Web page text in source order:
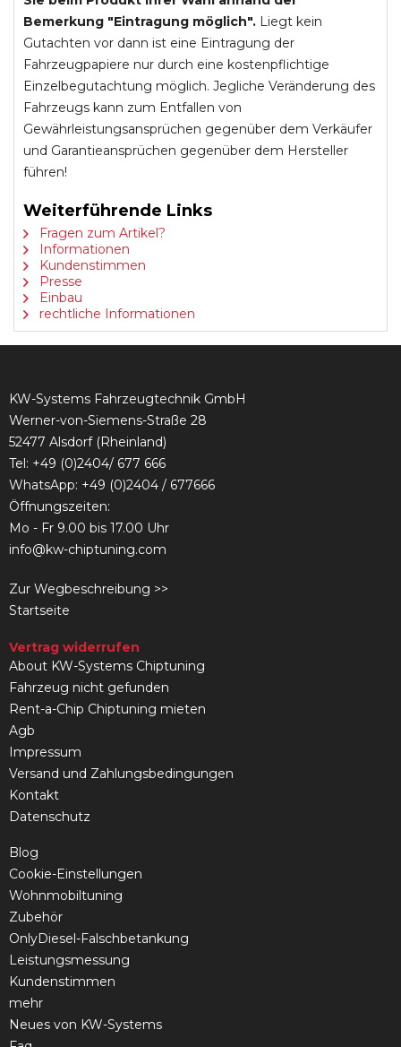
Bemerkung "Eintragung möglich". Liegt kein
Gutachten vor dann ist eine Eintragung der
Fahrzeugpapiere nur durch eine kostenpflichtige
Einzelbegutachtung möglich. Jegliche Veränderung des
Fahrzeugs kann zum Entfallen von
Gewährleistungsansprüchen gegenüber dem Verkäufer
und Garantieansprüchen gegenüber dem Hersteller
führen!
Weiterführende Links
Fragen zum Artikel?
Informationen
Kundenstimmen
Presse
Einbau
rechtliche Informationen
KW-Systems Fahrzeugtechnik GmbH
Werner-von-Siemens-Straße 28
52477 Alsdorf (Rheinland)
Tel: +49 (0)2404/ 677 666
WhatsApp: +49 (0)2404 / 677666
Öffnungszeiten:
Mo - Fr 9.00 bis 17.00 Uhr
info@kw-chiptuning.com
Zur Wegbeschreibung >>
Startseite
Vertrag widerrufen
About KW-Systems Chiptuning
Fahrzeug nicht gefunden
Rent-a-Chip Chiptuning mieten
Agb
Impressum
Versand und Zahlungsbedingungen
Kontakt
Datenschutz
Blog
Cookie-Einstellungen
Wohnmobiltuning
Zubehör
OnlyDiesel-Falschbetankung
Leistungsmessung
Kundenstimmen
mehr
Neues von KW-Systems